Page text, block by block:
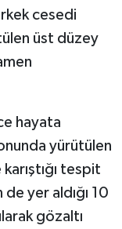
cesedi
üst düzey
hayata
yürütülen
tespit
yer aldığı 10
gözaltı